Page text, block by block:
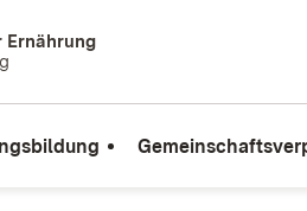
Ernährung